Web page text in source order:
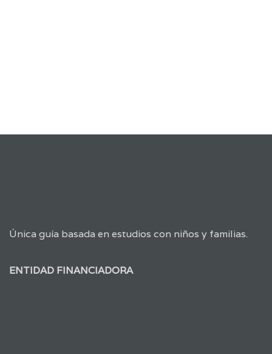
Única guía basada en estudios con niños y familias.
ENTIDAD FINANCIADORA